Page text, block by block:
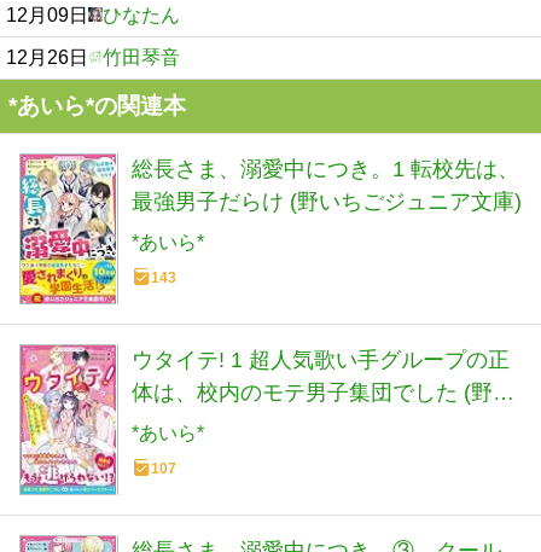
12月09日 ひなたん
12月26日 竹田琴音
*あいら*の関連本
総長さま、溺愛中につき。1 転校先は、
最強男子だらけ (野いちごジュニア文庫)
*あいら*
143
ウタイテ! 1 超人気歌い手グループの正
体は、校内のモテ男子集団でした (野い
ちごジュニア文庫)
*あいら*
107